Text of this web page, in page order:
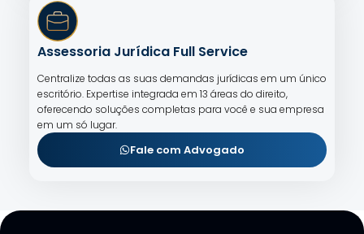
Assessoria Jurídica Full Service
Centralize todas as suas demandas jurídicas em um único
escritório. Expertise integrada em 13 áreas do direito,
oferecendo soluções completas para você e sua empresa
em um só lugar.
Fale com Advogado